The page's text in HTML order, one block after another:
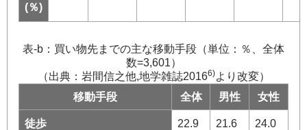
(％)
表-b：買い物先までの主な移動手段（単位：％、全体
数=3,601）
（出典：岩間信之他,地学雑誌20166)より改変）
移動手段
全体 男性 女性
徒歩 22.9 21.6 24.0